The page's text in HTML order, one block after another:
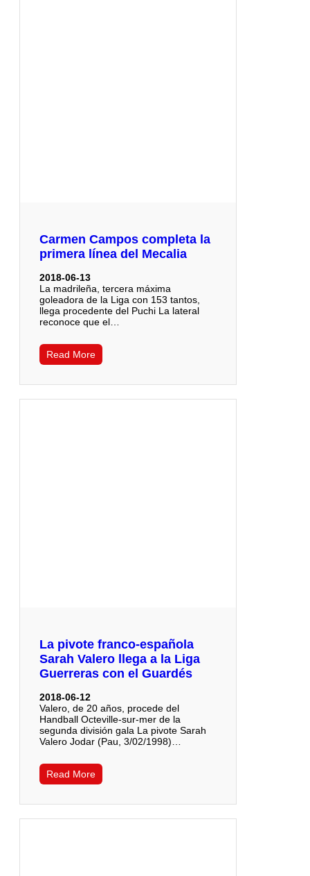
Carmen Campos completa la
primera línea del Mecalia
2018-06-13
La madrileña, tercera máxima
goleadora de la Liga con 153 tantos,
llega procedente del Puchi La lateral
reconoce que el…
Read More
La pivote franco-española
Sarah Valero llega a la Liga
Guerreras con el Guardés
2018-06-12
Valero, de 20 años, procede del
Handball Octeville-sur-mer de la
segunda división gala La pivote Sarah
Valero Jodar (Pau, 3/02/1998)…
Read More